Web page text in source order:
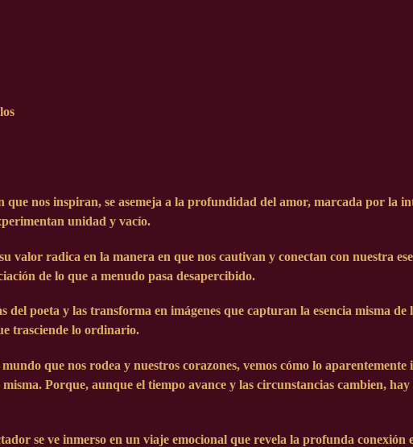
que nos inspiran, se asemeja a la profundidad del amor, marcada por la
unidad y vacío.
valor radica en la manera en que nos cautivan y conectan con nuestra
de lo que a menudo pasa desapercibido.
del poeta y las transforma en imágenes que capturan la esencia misma
trasciende lo ordinario.
que nos rodea y nuestros corazones, vemos cómo lo aparentemente
Porque, aunque el tiempo avance y las circunstancias cambien,
se ve inmerso en un viaje emocional que revela la profunda conexión